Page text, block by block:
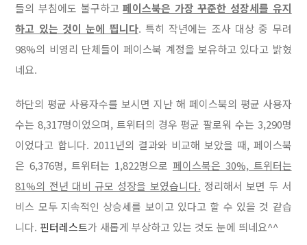
들의 부침에도 불구하고페이스북은 가장 꾸준한 성장세를 유지
하고 있는 것이 눈에 띕니다. 특히 작년에는 조사 대상 중 무려
98%의 비영리 단체들이 페이스북 계정을 보유하고 있다고 밝혔
네요.
하단의 평균 사용자수를 보시면 지난 해 페이스북의 평균 사용자
수는 8,317명이었으며, 트위터의 경우 평균 팔로워 수는 3,290명
이었다고 합니다. 2011년의 결과와 비교해 보았을 때, 페이스북
은 6,376명, 트위터는 1,822명으로 페이스북은 30%, 트위터는
81%의 전년 대비 규모 성장을 보였습니다. 정리해서 보면 두 서
비스 모두 지속적인 상승세를 보이고 있다고 할 수 있을 것 같습
니다. 핀터레스트가 새롭게 부상하고 있는 것도 눈에 띄네요^^